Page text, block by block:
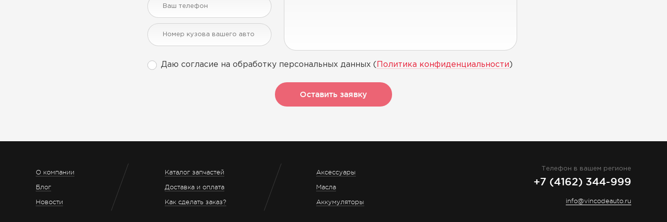
Даю согласие на обработку персональных данных ( Политика конфиденциальности )
Оставить заявку
О компании
Блог
Новости
Каталог запчастей
Доставка и оплата
Как сделать заказ?
Аксессуары
Масла
Аккумуляторы
Телефон в вашем регионе
+7 (4162) 344-999
info@vincodeauto.ru